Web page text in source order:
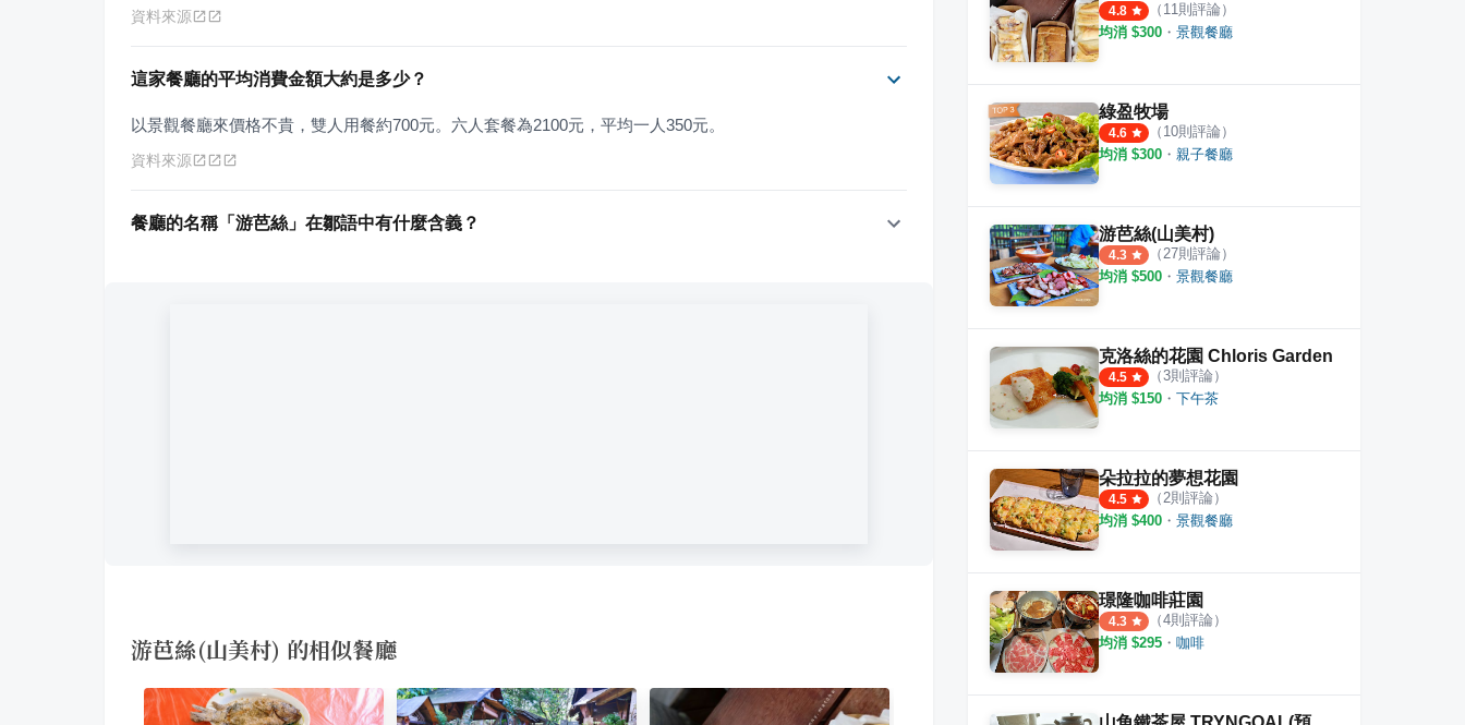
資料來源
這家餐廳的平均消費金額大約是多少？
以景觀餐廳來價格不貴，雙人用餐約700元。六人套餐為2100元，平均一人350元。
資料來源
餐廳的名稱「游芭絲」在鄒語中有什麼含義？
游芭絲(山美村) 的相似餐廳
4.8 （ 11則評論）
均消 $300 ・ 景觀餐廳
綠盈牧場
4.6 （ 10則評論）
均消 $300 ・ 親子餐廳
游芭絲(山美村)
4.3 （27則評論）
均消 $500 ・ 景觀餐廳
克洛絲的花園 Chloris Garden
4.5 （3則評論）
均消 $150 ・ 下午茶
朵拉拉的夢想花園
4.5 （2則評論）
均消 $400 ・ 景觀餐廳
璟隆咖啡莊園
4.3 （4則評論）
均消 $295 ・ 咖啡